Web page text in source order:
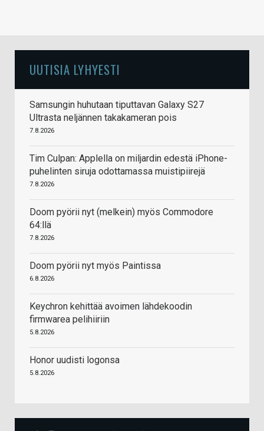
UUTISIA LYHYESTI
Samsungin huhutaan tiputtavan Galaxy S27
Ultrasta neljännen takakameran pois
7.8.2026
Tim Culpan: Applella on miljardin edestä iPhone-
puhelinten siruja odottamassa muistipiirejä
7.8.2026
Doom pyörii nyt (melkein) myös Commodore
64:llä
7.8.2026
Doom pyörii nyt myös Paintissa
6.8.2026
Keychron kehittää avoimen lähdekoodin
firmwarea pelihiiriin
5.8.2026
Honor uudisti logonsa
5.8.2026